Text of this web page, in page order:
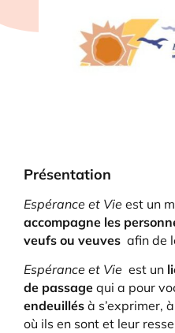
Présentation
Espérance et Vie est un
accompagne les
veufs ou veuves afin de
Espérance et Vie est un
de passage qui a pour
endeuillés à s’exprimer,
où ils en sont et leur